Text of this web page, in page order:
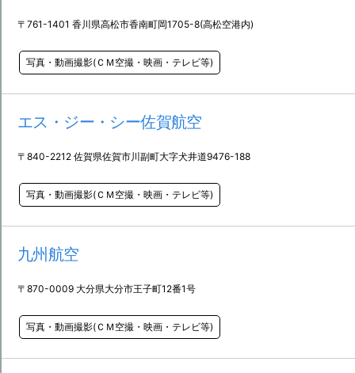
〒761-1401 香川県高松市香南町岡1705-8(高松空港内)
写真・動画撮影(ＣＭ空撮・映画・テレビ等)
エス・ジー・シー佐賀航空
〒840-2212 佐賀県佐賀市川副町大字犬井道9476-188
写真・動画撮影(ＣＭ空撮・映画・テレビ等)
九州航空
〒870-0009 大分県大分市王子町12番1号
写真・動画撮影(ＣＭ空撮・映画・テレビ等)